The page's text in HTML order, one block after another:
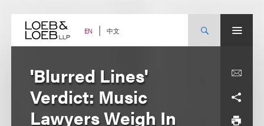
content EN 中文
'Blurred Lines'
Verdict: Music
Lawyers Weigh In